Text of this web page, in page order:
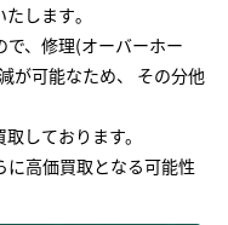
します｡
で、修理(オーバーホー
が可能なため、 その分他
しております。
高価買取となる可能性